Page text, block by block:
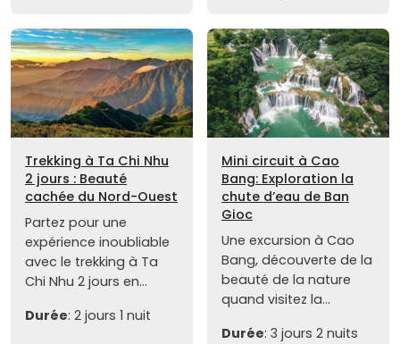
Trekking à Ta Chi Nhu
2 jours : Beauté
cachée du Nord-Ouest
Partez pour une
expérience inoubliable
avec le trekking à Ta
Chi Nhu 2 jours en...
Durée: 2 jours 1 nuit
Mini circuit à Cao
Bang: Exploration la
chute d’eau de Ban
Gioc
Une excursion à Cao
Bang, découverte de la
beauté de la nature
quand visitez la...
Durée: 3 jours 2 nuits